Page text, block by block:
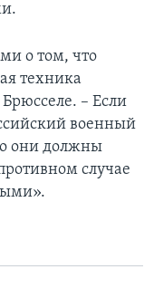
о том, что
техника
– Если
военный
они должны
случае